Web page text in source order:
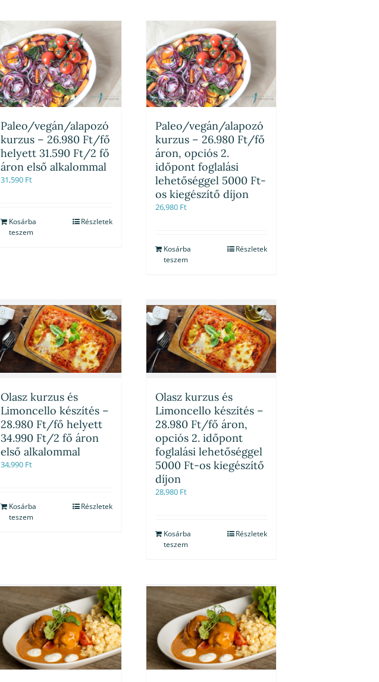
Paleo/vegán/alapozó
kurzus – 26.980 Ft/fő
helyett 31.590 Ft/2 fő
áron első alkalommal
31,590 Ft
Kosárba
teszem
Részletek
Paleo/vegán/alapozó
kurzus – 26.980 Ft/fő
áron, opciós 2.
időpont foglalási
lehetőséggel 5000 Ft-
os kiegészítő díjon
26,980 Ft
Kosárba
teszem
Részletek
Olasz kurzus és
Limoncello készítés –
28.980 Ft/fő helyett
34.990 Ft/2 fő áron
első alkalommal
34,990 Ft
Kosárba
teszem
Részletek
Olasz kurzus és
Limoncello készítés –
28.980 Ft/fő áron,
opciós 2. időpont
foglalási lehetőséggel
5000 Ft-os kiegészítő
díjon
28,980 Ft
Kosárba
teszem
Részletek